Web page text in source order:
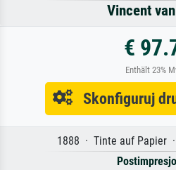
Vincent
€
Enthält 23%
Skonfiguruj
1888 · Tinte auf Papier